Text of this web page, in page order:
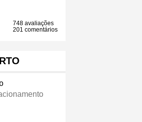
748 avaliações
201 comentários